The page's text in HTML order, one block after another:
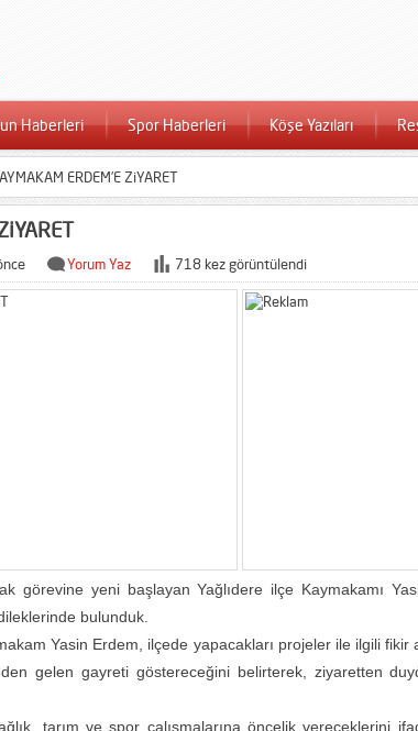
Haberleri Spor Haberleri Köşe Yazıları
ERDEM’E ZiYARET
Yorum Yaz 718 kez görüntülendi
görevine yeni başlayan Yağlıdere ilçe Kaymakamı
bulunduk.
Yasin Erdem, ilçede yapacakları projeler ile ilgili fikir
gelen gayreti göstereceğini belirterek, ziyaretten
tarım ve spor çalışmalarına öncelik vereceklerini